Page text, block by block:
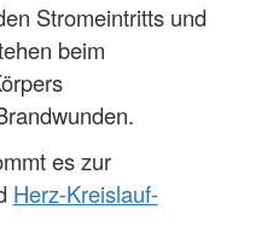
Stromeintritts und
beim
es zur
Herz-Kreislauf-